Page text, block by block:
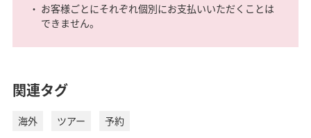
お客様ごとにそれぞれ個別にお支払いいただくことは
できません。
関連タグ
海外 ツアー
予約